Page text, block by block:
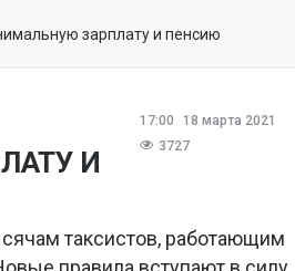
зарплату и пенсию
17:00
18 марта 2021
3727
И
таксистов, работающим